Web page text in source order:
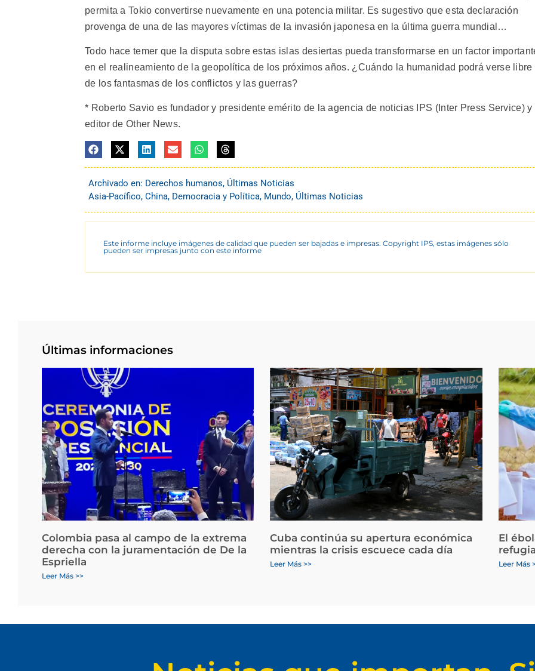
permita a Tokio convertirse nuevamente en una potencia militar. Es sugestivo que esta declaración
provenga de una de las mayores víctimas de la invasión japonesa en la última guerra mundial…
Todo hace temer que la disputa sobre estas islas desiertas pueda transformarse en un factor
en el realineamiento de la geopolítica de los próximos años. ¿Cuándo la humanidad podrá verse libre
de los fantasmas de los conflictos y las guerras?
* Roberto Savio es fundador y presidente emérito de la agencia de noticias IPS (Inter Press Service) y
editor de Other News.
Archivado en: Derechos humanos, Últimas Noticias
Asia-Pacífico, China, Democracia y Política, Mundo, Últimas Noticias
Este informe incluye imágenes de calidad que pueden ser bajadas e impresas. Copyright IPS, estas imágenes sólo
pueden ser impresas junto con este informe
Últimas informaciones
Colombia pasa al campo de la extrema
derecha con la juramentación de De la
Espriella
Leer Más >>
Cuba continúa su apertura económica
mientras la crisis escuece cada día
Leer Más >>
El
Leer Más